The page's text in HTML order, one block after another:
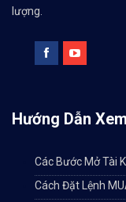
lượng.
Hướng Dẫn
Các Bước Mở Tài
Cách Đặt Lệnh